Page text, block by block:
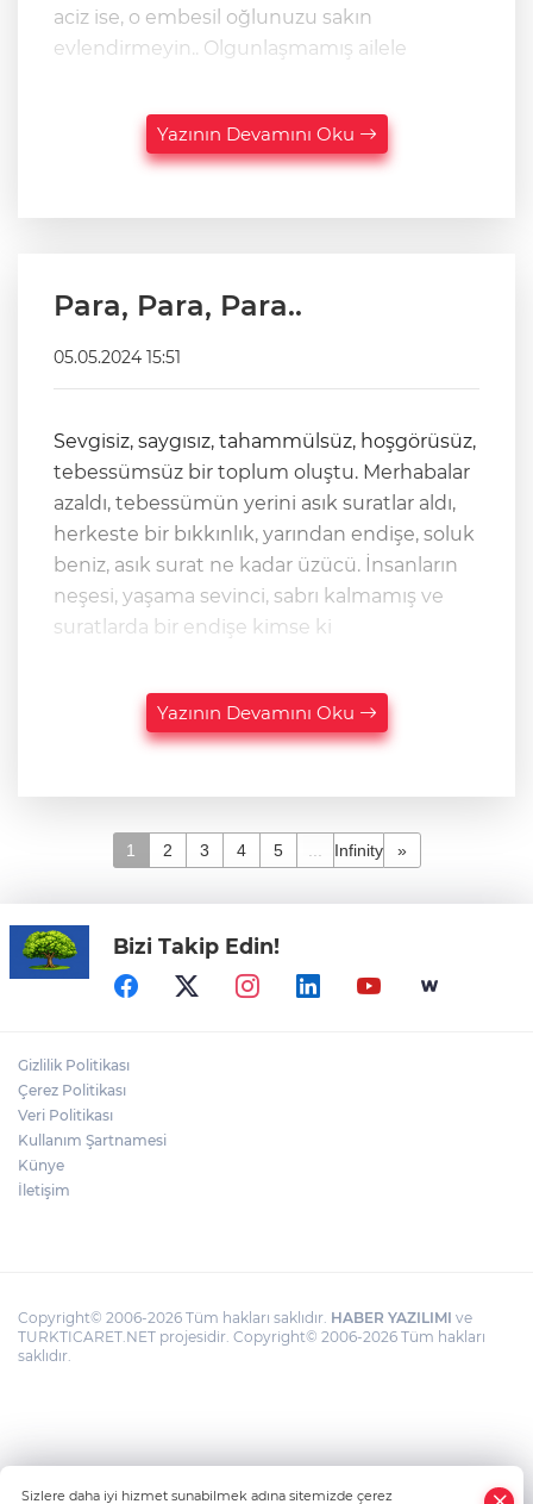
aciz ise, o embesil oğlunuzu sakın
evlendirmeyin.. Olgunlaşmamış ailele
Yazının Devamını Oku
Para, Para, Para..
05.05.2024 15:51
Sevgisiz, saygısız, tahammülsüz, hoşgörüsüz,
tebessümsüz bir toplum oluştu. Merhabalar
azaldı, tebessümün yerini asık suratlar aldı,
herkeste bir bıkkınlık, yarından endişe, soluk
beniz, asık surat ne kadar üzücü. İnsanların
neşesi, yaşama sevinci, sabrı kalmamış ve
suratlarda bir endişe kimse ki
Yazının Devamını Oku
1 2 3 4 5 Infinity »
Bizi Takip Edin!
Gizlilik Politikası
Çerez Politikası
Veri Politikası
Kullanım Şartnamesi
Künye
İletişim
Copyright© 2006-2026 Tüm hakları saklıdır. HABER YAZILIMI ve
TURKTICARET.NET projesidir. Copyright© 2006-2026 Tüm hakları
saklıdır.
Sizlere daha iyi hizmet sunabilmek adına sitemizde çerez